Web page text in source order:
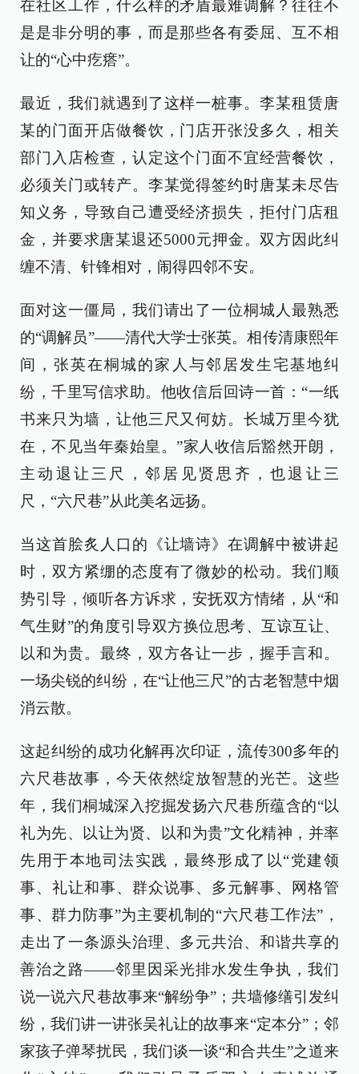
在社区工作，什么样的矛盾最难调解？往往不
是是非分明的事，而是那些各有委屈、互不相
让的“心中疙瘩”。
最近，我们就遇到了这样一桩事。李某租赁唐
某的门面开店做餐饮，门店开张没多久，相关
部门入店检查，认定这个门面不宜经营餐饮，
必须关门或转产。李某觉得签约时唐某未尽告
知义务，导致自己遭受经济损失，拒付门店租
金，并要求唐某退还5000元押金。双方因此纠
缠不清、针锋相对，闹得四邻不安。
面对这一僵局，我们请出了一位桐城人最熟悉
的“调解员”——清代大学士张英。相传清康熙年
间，张英在桐城的家人与邻居发生宅基地纠
纷，千里写信求助。他收信后回诗一首：“一纸
书来只为墙，让他三尺又何妨。长城万里今犹
在，不见当年秦始皇。”家人收信后豁然开朗，
主动退让三尺，邻居见贤思齐，也退让三
尺，“六尺巷”从此美名远扬。
当这首脍炙人口的《让墙诗》在调解中被讲起
时，双方紧绷的态度有了微妙的松动。我们顺
势引导，倾听各方诉求，安抚双方情绪，从“和
气生财”的角度引导双方换位思考、互谅互让、
以和为贵。最终，双方各让一步，握手言和。
一场尖锐的纠纷，在“让他三尺”的古老智慧中烟
消云散。
这起纠纷的成功化解再次印证，流传300多年的
六尺巷故事，今天依然绽放智慧的光芒。这些
年，我们桐城深入挖掘发扬六尺巷所蕴含的“以
礼为先、以让为贤、以和为贵”文化精神，并率
先用于本地司法实践，最终形成了以“党建领
事、礼让和事、群众说事、多元解事、网格管
事、群力防事”为主要机制的“六尺巷工作法”，
走出了一条源头治理、多元共治、和谐共享的
善治之路——邻里因采光排水发生争执，我们
说一说六尺巷故事来“解纷争”；共墙修缮引发纠
纷，我们讲一讲张吴礼让的故事来“定本分”；邻
家孩子弹琴扰民，我们谈一谈“和合共生”之道来